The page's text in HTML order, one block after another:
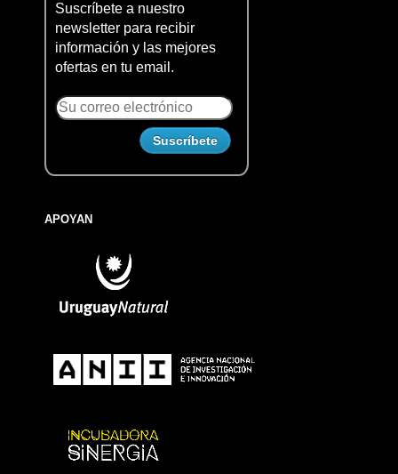
Suscríbete a nuestro
newsletter para recibir
información y las mejores
ofertas en tu email.
APOYAN